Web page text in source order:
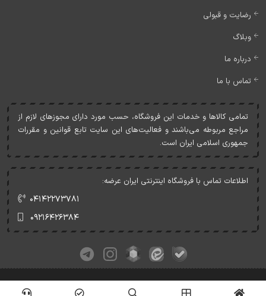
رضایت و قبولی
وبلاگ
درباره ما
تماس با ما
تمامی کالاها و خدمات اين فروشگاه، حسب مورد دارای مجوزهای لازم از
مراجع مربوطه می‌باشند و فعاليت‌های اين سايت تابع قوانين و مقررات
جمهوری اسلامی ايران است.
اطلاعات تماس با فروشگاه اینترنتی ایران عرضه:
۰۴۱۴۲۲۷۳۷۸۱
۰۹۲۱۶۴۲۶۳۸۴
کلیه حقوق این وبسایت متعلق به ایران عرضه می‌باشد.